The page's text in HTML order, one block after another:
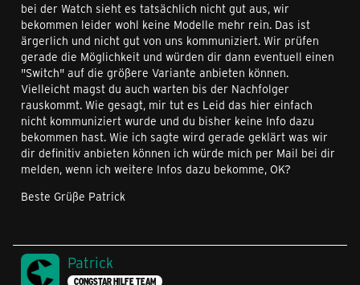
bei der Watch sieht es tatsächlich nicht gut aus, wir
bekommen leider wohl keine Modelle mehr rein. Das ist
ärgerlich und nicht gut von uns kommuniziert. Wir prüfen
gerade die Möglichkeit und würden dir dann eventuell einen
"Switch" auf die größere Variante anbieten können.
Vielleicht magst du auch warten bis der Nachfolger
rauskommt. Wie gesagt, mir tut es Leid das hier einfach
nicht kommuniziert wurde und du bisher keine Info dazu
bekommen hast. Wie ich sagte wird gerade geklärt was wir
dir definitiv anbieten können ich würde mich per Mail bei dir
melden, wenn ich weitere Infos dazu bekomme, OK?
Beste Grüße Patrick
Patrick
CONGSTAR HILFE TEAM